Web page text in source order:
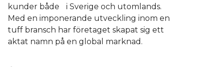
kunder både i Sverige och utomlands.
Med en imponerande utveckling inom en
tuff bransch har företaget skapat sig ett
aktat namn på en global marknad.